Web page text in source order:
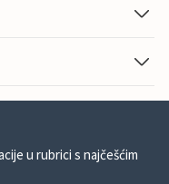
u rubrici s najčešćim